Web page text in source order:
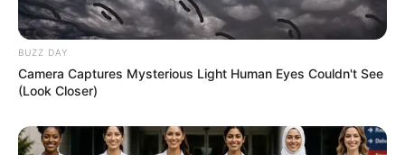
BUZZ DAY
Camera Captures Mysterious Light Human Eyes Couldn't See
(Look Closer)